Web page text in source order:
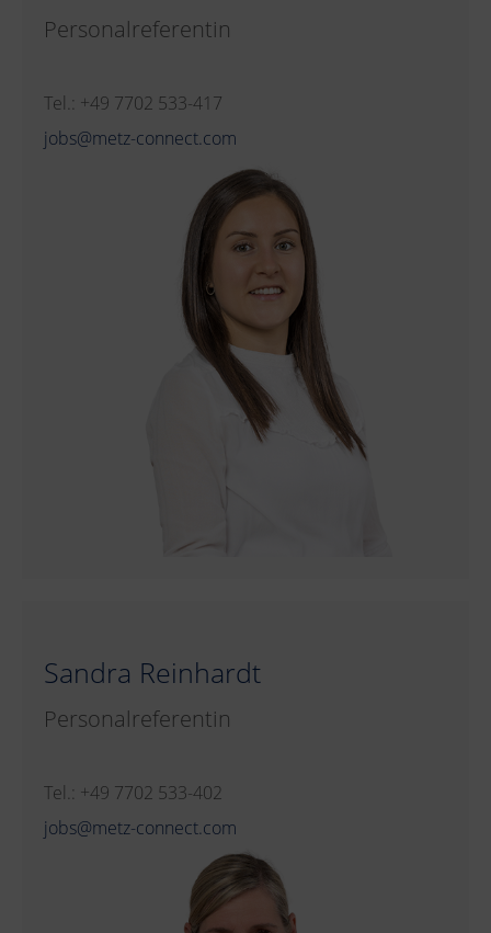
Personalreferentin
Tel.: +49 7702 533-417
jobs@metz-connect.com
Sandra Reinhardt
Personalreferentin
Tel.: +49 7702 533-402
jobs@metz-connect.com